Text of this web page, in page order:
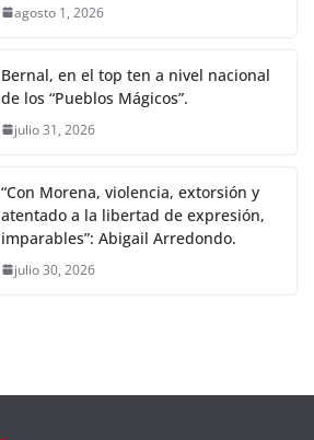
agosto 1, 2026
Bernal, en el top ten a nivel nacional
de los “Pueblos Mágicos”.
julio 31, 2026
“Con Morena, violencia, extorsión y
atentado a la libertad de expresión,
imparables”: Abigail Arredondo.
julio 30, 2026